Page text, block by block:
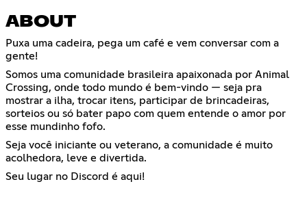
ABOUT
Puxa uma cadeira, pega um café e vem conversar com a
gente!
Somos uma comunidade brasileira apaixonada por Animal
Crossing, onde todo mundo é bem-vindo — seja pra
mostrar a ilha, trocar itens, participar de brincadeiras,
sorteios ou só bater papo com quem entende o amor por
esse mundinho fofo.
Seja você iniciante ou veterano, a comunidade é muito
acolhedora, leve e divertida.
Seu lugar no Discord é aqui!